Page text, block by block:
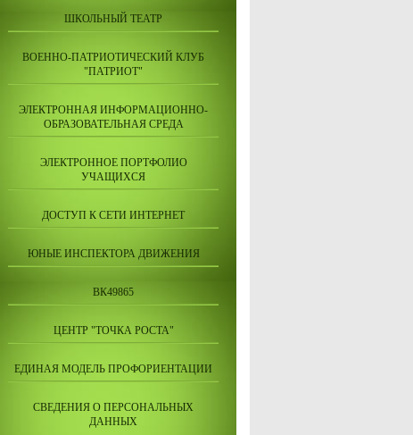
ШКОЛЬНЫЙ ТЕАТР
ВОЕННО-ПАТРИОТИЧЕСКИЙ КЛУБ
"ПАТРИОТ"
ЭЛЕКТРОННАЯ ИНФОРМАЦИОННО-
ОБРАЗОВАТЕЛЬНАЯ СРЕДА
ЭЛЕКТРОННОЕ ПОРТФОЛИО
УЧАЩИХСЯ
ДОСТУП К СЕТИ ИНТЕРНЕТ
ЮНЫЕ ИНСПЕКТОРА ДВИЖЕНИЯ
ВК49865
ЦЕНТР "ТОЧКА РОСТА"
ЕДИНАЯ МОДЕЛЬ ПРОФОРИЕНТАЦИИ
СВЕДЕНИЯ О ПЕРСОНАЛЬНЫХ
ДАННЫХ